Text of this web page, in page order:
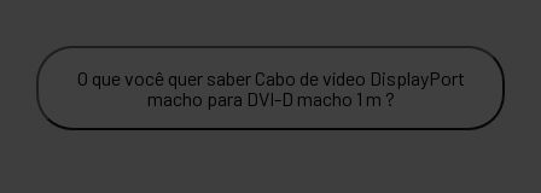
O que você quer saber Cabo de vídeo DisplayPort
macho para DVI-D macho 1 m ?